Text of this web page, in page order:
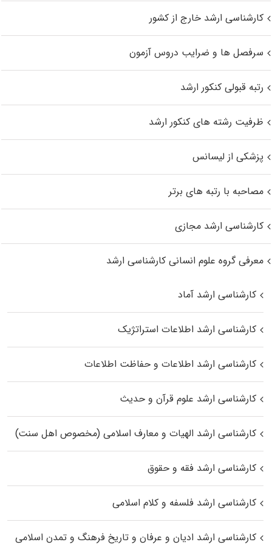
کارشناسی ارشد خارج از کشور
سرفصل ها و ضرایب دروس آزمون
رتبه قبولی کنکور ارشد
ظرفیت رشته های کنکور ارشد
پزشکی از لیسانس
مصاحبه با رتبه های برتر
کارشناسی ارشد مجازی
معرفی گروه علوم انسانی کارشناسی ارشد
کارشناسی ارشد آماد
کارشناسی ارشد اطلاعات استراتژیک
کارشناسی ارشد اطلاعات و حفاظت اطلاعات
کارشناسی ارشد علوم قرآن و حدیث
کارشناسی ارشد الهیات و معارف اسلامی (مخصوص اهل سنت)
کارشناسی ارشد فقه و حقوق
کارشناسی ارشد فلسفه و کلام اسلامی
کارشناسی ارشد ادیان و عرفان و تاریخ فرهنگ و تمدن اسلامی